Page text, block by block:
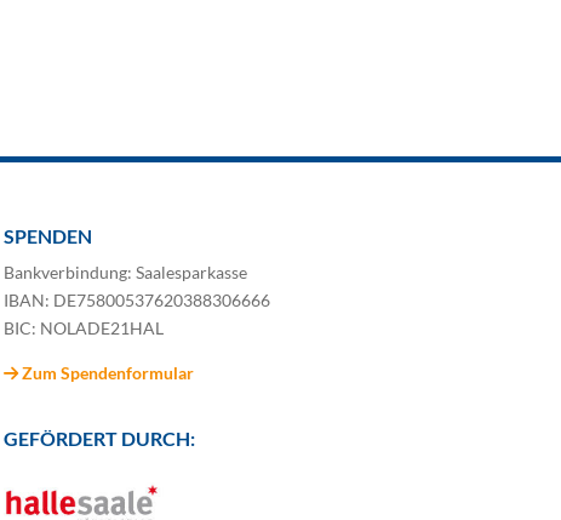
SPENDEN
Bankverbindung: Saalesparkasse
IBAN: DE75800537620388306666
BIC: NOLADE21HAL
Zum Spendenformular
GEFÖRDERT DURCH: